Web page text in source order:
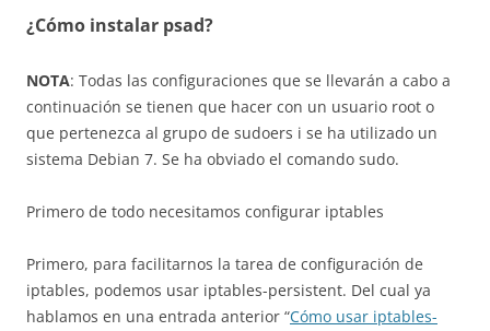
¿Cómo instalar psad?
NOTA: Todas las configuraciones que se llevarán a cabo a
continuación se tienen que hacer con un usuario root o
que pertenezca al grupo de sudoers i se ha utilizado un
sistema Debian 7. Se ha obviado el comando sudo.
Primero de todo necesitamos configurar iptables
Primero, para facilitarnos la tarea de configuración de
iptables, podemos usar iptables-persistent. Del cual ya
hablamos en una entrada anterior “Cómo usar iptables-